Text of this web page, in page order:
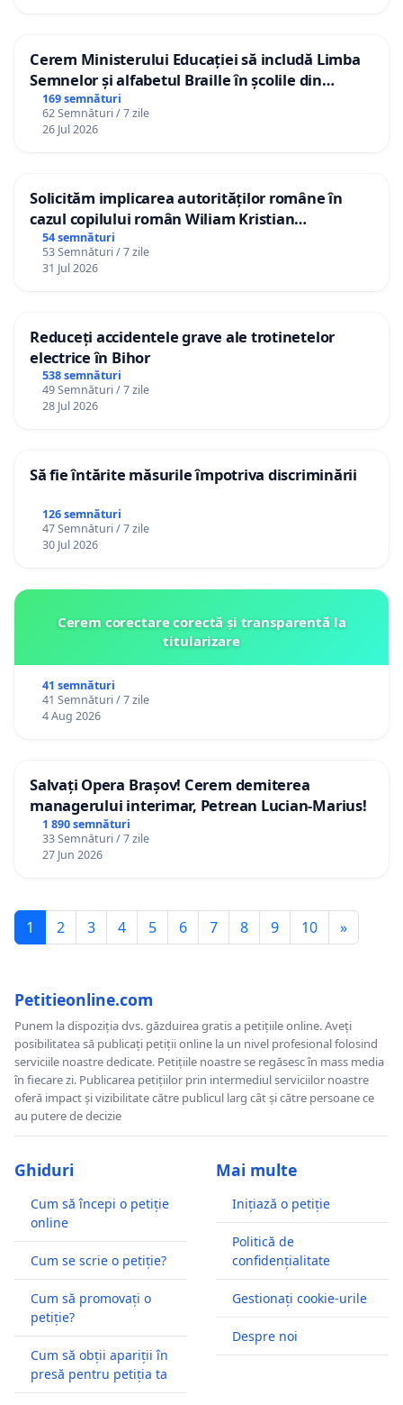
Cerem Ministerului Educației să includă Limba
Semnelor și alfabetul Braille în școlile din
Republica Moldova!
169 semnături
62 Semnături / 7 zile
26 Jul 2026
Solicităm implicarea autorităților române în
cazul copilului român Wiliam Kristian
Gheorghe, aflat în plasament în Danemarca de
12 ani
54 semnături
53 Semnături / 7 zile
31 Jul 2026
Reduceți accidentele grave ale trotinetelor
electrice în Bihor
538 semnături
49 Semnături / 7 zile
28 Jul 2026
Să fie întărite măsurile împotriva discriminării
126 semnături
47 Semnături / 7 zile
30 Jul 2026
Cerem corectare corectă și transparentă la
titularizare
41 semnături
41 Semnături / 7 zile
4 Aug 2026
Salvați Opera Brașov! Cerem demiterea
managerului interimar, Petrean Lucian-Marius!
1 890 semnături
33 Semnături / 7 zile
27 Jun 2026
1 2 3 4 5 6 7 8 9 10 »
Petitieonline.com
Punem la dispoziția dvs. găzduirea gratis a petițiile online. Aveți
posibilitatea să publicați petiții online la un nivel profesional folosind
serviciile noastre dedicate. Petițiile noastre se regăsesc în mass media
în fiecare zi. Publicarea petițiilor prin intermediul serviciilor noastre
oferă impact și vizibilitate către publicul larg cât și către persoane ce
au putere de decizie
Ghiduri
Cum să începi o petiție
online
Cum se scrie o petiție?
Cum să promovați o
petiție?
Cum să obții apariții în
presă pentru petiția ta
Mai multe
Inițiază o petiție
Politică de
confidențialitate
Gestionați cookie-urile
Despre noi